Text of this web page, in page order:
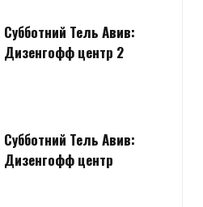
Субботний Тель Авив:
Дизенгофф центр 2
Субботний Тель Авив:
Дизенгофф центр